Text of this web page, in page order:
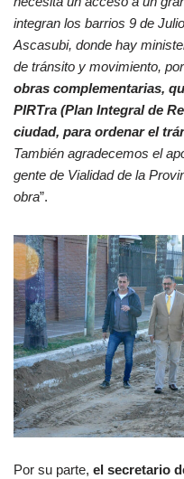
integran los barrios 9 de
Ascasubi, donde hay
de tránsito y movimiento,
obras complementarias,
PIRTra (Plan Integral de
ciudad, para ordenar el
También agradecemos el
gente de Vialidad de la
obra”.
Por su parte, el secretario